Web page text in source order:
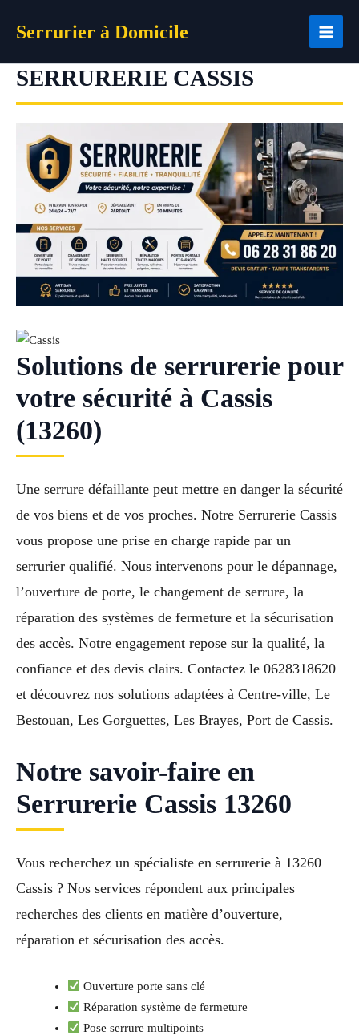
Serrurier à Domicile
SERRURERIE CASSIS
Solutions de serrurerie pour
votre sécurité à Cassis
(13260)
Une serrure défaillante peut mettre en danger la sécurité
de vos biens et de vos proches. Notre Serrurerie Cassis
vous propose une prise en charge rapide par un
serrurier qualifié. Nous intervenons pour le dépannage,
l’ouverture de porte, le changement de serrure, la
réparation des systèmes de fermeture et la sécurisation
des accès. Notre engagement repose sur la qualité, la
confiance et des devis clairs. Contactez le 0628318620
et découvrez nos solutions adaptées à Centre-ville, Le
Bestouan, Les Gorguettes, Les Brayes, Port de Cassis.
Notre savoir-faire en
Serrurerie Cassis 13260
Vous recherchez un spécialiste en serrurerie à 13260
Cassis ? Nos services répondent aux principales
recherches des clients en matière d’ouverture,
réparation et sécurisation des accès.
Ouverture porte sans clé
Réparation système de fermeture
Pose serrure multipoints